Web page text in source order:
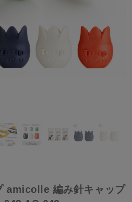
amicolle 編み針キャップ